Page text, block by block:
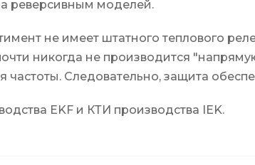
реверсивным моделей.
не имеет штатного теплового
никогда не производится
частоты. Следовательно, защита
EKF и КТИ производства IEK.